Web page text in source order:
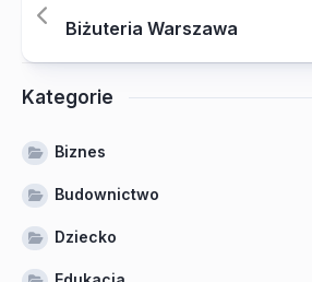
Biżuteria Warszawa
Kategorie
Biznes
Budownictwo
Dziecko